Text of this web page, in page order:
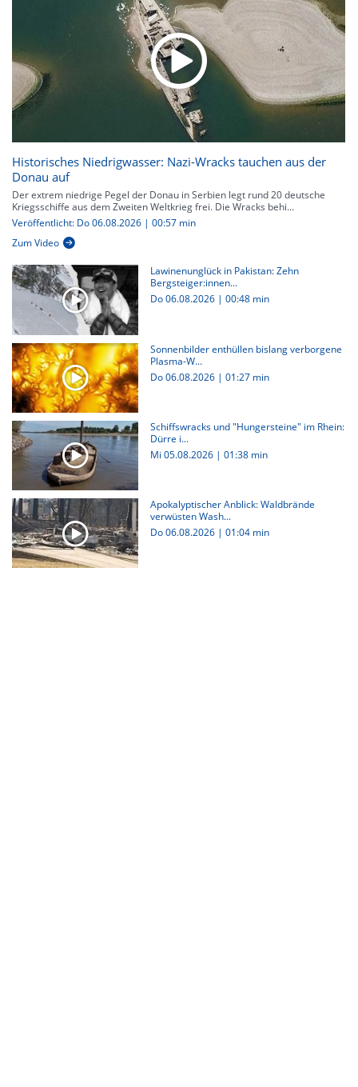
Historisches Niedrigwasser: Nazi-Wracks tauchen aus der
Donau auf
Der extrem niedrige Pegel der Donau in Serbien legt rund 20 deutsche
Kriegsschiffe aus dem Zweiten Weltkrieg frei. Die Wracks behi...
Veröffentlicht: Do 06.08.2026 | 00:57 min
Zum Video
Lawinenunglück in Pakistan: Zehn
Bergsteiger:innen...
Do 06.08.2026 | 00:48 min
Sonnenbilder enthüllen bislang verborgene
Plasma-W...
Do 06.08.2026 | 01:27 min
Schiffswracks und "Hungersteine" im Rhein:
Dürre i...
Mi 05.08.2026 | 01:38 min
Apokalyptischer Anblick: Waldbrände
verwüsten Wash...
Do 06.08.2026 | 01:04 min